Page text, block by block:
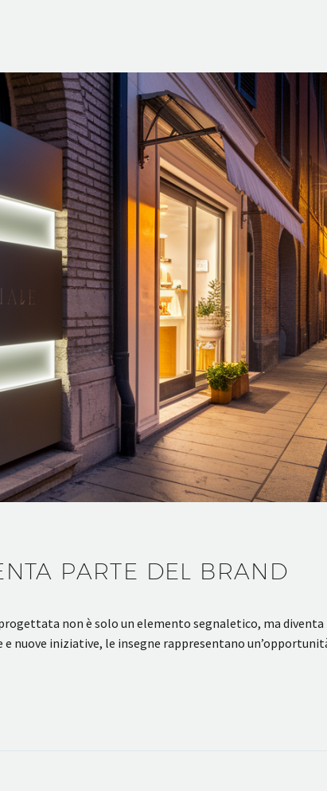
PARTE DEL BRAND
non è solo un elemento segnaletico, ma
nuove iniziative, le insegne rappresentano